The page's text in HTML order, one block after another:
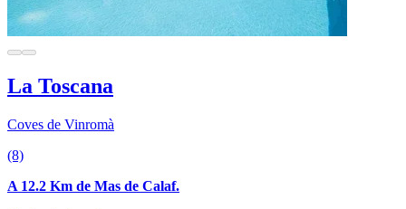
La Toscana
Coves de Vinromà
(8)
A 12.2 Km de Mas de Calaf.